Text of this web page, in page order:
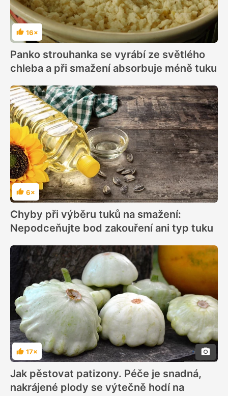
Hodnocení
16×
Panko strouhanka se vyrábí ze světlého
chleba a při smažení absorbuje méně tuku
Hodnocení
6×
Chyby při výběru tuků na smažení:
Nepodceňujte bod zakouření ani typ tuku
Hodnocení
17×
Jak pěstovat patizony. Péče je snadná,
nakrájené plody se výtečně hodí na